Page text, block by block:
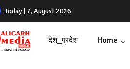
Today | 7, August 2026
देश_प्रदेश Home